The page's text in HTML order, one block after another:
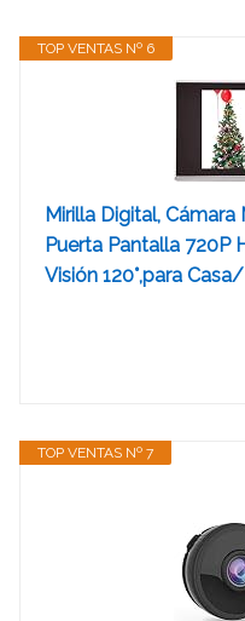
TOP VENTAS Nº 6
Mirilla Digital, Cámara
Puerta Pantalla 720P
Visión 120°,para
TOP VENTAS Nº 7